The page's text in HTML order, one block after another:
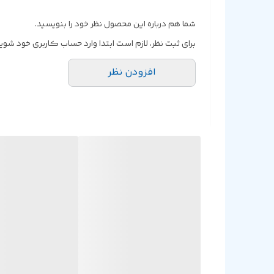
شما هم درباره این محصول نظر خود را بنویسید.
برای ثبت نظر، لازم است ابتدا وارد حساب کاربری خود
افزودن نظر